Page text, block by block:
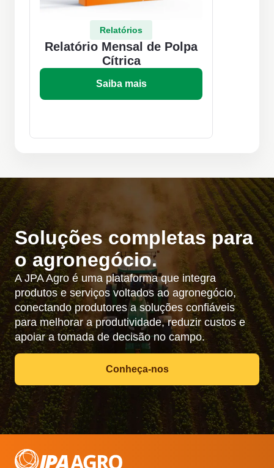
Relatórios
Relatório Mensal de Polpa
Cítrica
Saiba mais
Soluções completas para
o agronegócio.
A JPA Agro é uma plataforma que integra
produtos e serviços voltados ao agronegócio,
conectando produtores a soluções confiáveis
para melhorar a produtividade, reduzir custos e
apoiar a tomada de decisão no campo.
Conheça-nos